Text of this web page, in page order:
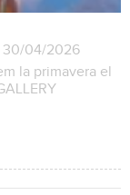
30/04/2026
la primavera el